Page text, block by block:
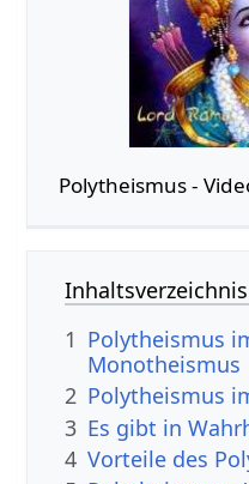
Inhaltsverzeichnis
1 Polytheismus
Monotheismus
2 Polytheismus
3 Es gibt in
4 Vorteile des